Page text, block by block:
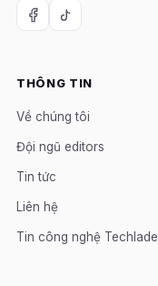
THÔNG TIN
Về chúng tôi
Đội ngũ editors
Tin tức
Liên hệ
Tin công nghệ Techlade